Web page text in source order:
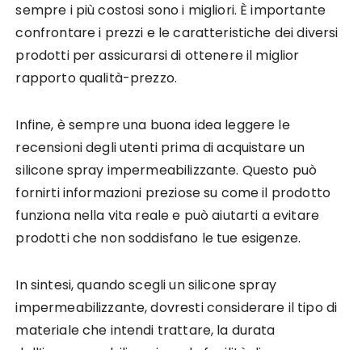
sempre i più costosi sono i migliori. È importante
confrontare i prezzi e le caratteristiche dei diversi
prodotti per assicurarsi di ottenere il miglior
rapporto qualità-prezzo.
Infine, è sempre una buona idea leggere le
recensioni degli utenti prima di acquistare un
silicone spray impermeabilizzante. Questo può
fornirti informazioni preziose su come il prodotto
funziona nella vita reale e può aiutarti a evitare
prodotti che non soddisfano le tue esigenze.
In sintesi, quando scegli un silicone spray
impermeabilizzante, dovresti considerare il tipo di
materiale che intendi trattare, la durata